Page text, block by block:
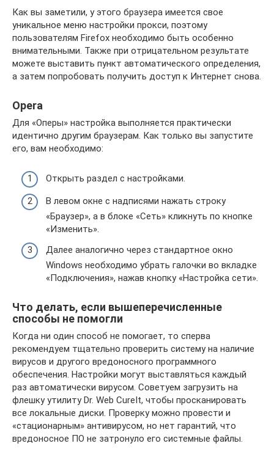
Как вы заметили, у этого браузера имеется свое
уникальное меню настройки прокси, поэтому
пользователям Firefox необходимо быть особенно
внимательными. Также при отрицательном результате
можете выставить пункт автоматического определения,
а затем попробовать получить доступ к Интернет снова.
Opera
Для «Оперы» настройка выполняется практически
идентично другим браузерам. Как только вы запустите
его, вам необходимо:
Открыть раздел с настройками.
В левом окне с надписями нажать строку
«Браузер», а в блоке «Сеть» кликнуть по кнопке
«Изменить».
Далее аналогично через стандартное окно
Windows необходимо убрать галочки во вкладке
«Подключения», нажав кнопку «Настройка сети».
Что делать, если вышеперечисленные
способы не помогли
Когда ни один способ не помогает, то сперва
рекомендуем тщательно проверить систему на наличие
вирусов и другого вредоносного программного
обеспечения. Настройки могут выставляться каждый
раз автоматически вирусом. Советуем загрузить на
флешку утилиту Dr. Web CureIt, чтобы просканировать
все локальные диски. Проверку можно провести и
«стационарным» антивирусом, но нет гарантий, что
вредоносное ПО не затронуло его системные файлы.